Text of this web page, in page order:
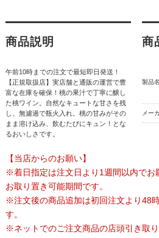
商品説明
午前10時までの注文で最短即日発送！
【正規取扱店】実店舗と通販の運営で豊
富な在庫を確保！桃の果汁で丁寧に醸し
た桃ワイン。自然なキュートな甘さを残
し、無濾過で瓶火入れ。桃の甘みがその
まま溶け込み、飲むたびにキュン！とな
るおいしさです。
商
製品
メー
【当店からのお願い】
※着日指定は注文日より1週間以内でお
お取り置き可能期間です。
※注文後の商品追加は初回注文より48
す。
※ネットでのご注文商品の店頭引き取